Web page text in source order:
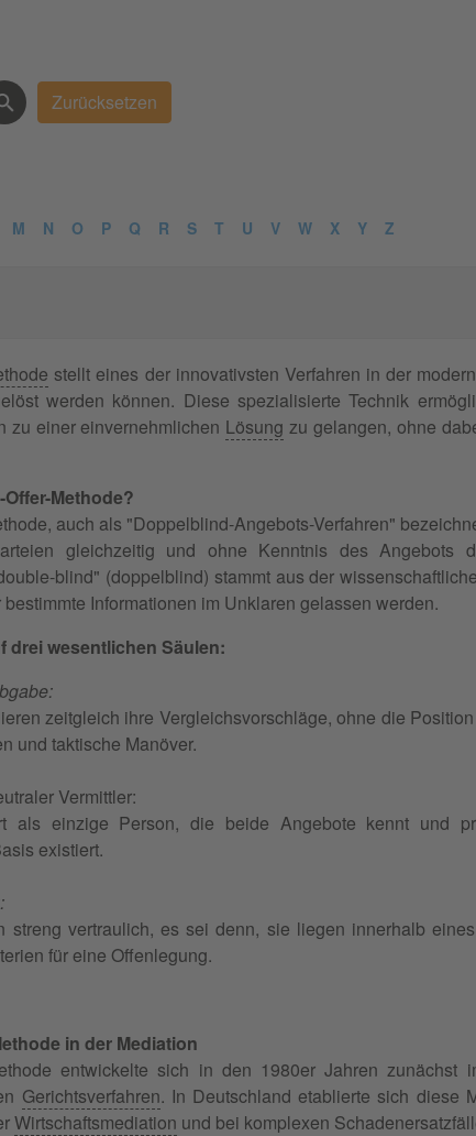
M N O P Q R S T U V W X Y Z
stellt eines der innovativsten Verfahren in der
werden können. Diese spezialisierte Technik
zu einer einvernehmlichen Lösung zu gelangen, ohne
Methode?
auch als "Doppelblind-Angebots-Verfahren"
gleichzeitig und ohne Kenntnis des Angebots
blind" (doppelblind) stammt aus der
Informationen im Unklaren gelassen werden.
drei wesentlichen Säulen:
zeitgleich ihre Vergleichsvorschläge, ohne die
und taktische Manöver.
Vermittler:
als einzige Person, die beide Angebote kennt und
existiert.
streng vertraulich, es sei denn, sie liegen innerhalb
für eine Offenlegung.
in der Mediation
entwickelte sich in den 1980er Jahren zunächst
Gerichtsverfahren. In Deutschland etablierte sich diese
Wirtschaftsmediation und bei komplexen